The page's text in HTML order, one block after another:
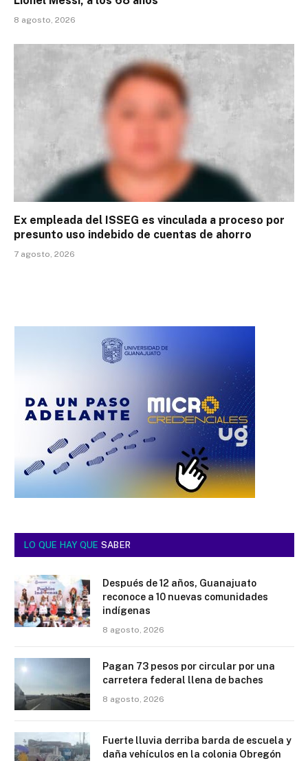
8 agosto, 2026
Ex empleada del ISSEG es vinculada a proceso por
presunto uso indebido de cuentas de ahorro
7 agosto, 2026
LO QUE HAY QUE SABER
Después de 12 años, Guanajuato
reconoce a 10 nuevas comunidades
indígenas
8 agosto, 2026
Pagan 73 pesos por circular por una
carretera federal llena de baches
8 agosto, 2026
Fuerte lluvia derriba barda de escuela y
daña vehículos en la colonia Obregón